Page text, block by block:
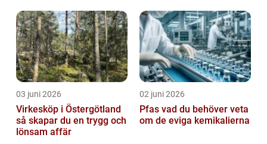
03 juni 2026
Virkesköp i Östergötland
så skapar du en trygg och
lönsam affär
02 juni 2026
Pfas vad du behöver veta
om de eviga kemikalierna